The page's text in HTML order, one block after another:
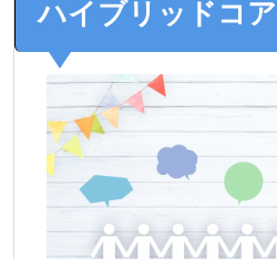
ハイブリッドコ